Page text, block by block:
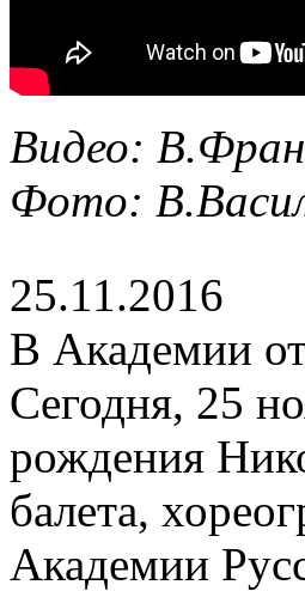
Видео:
Фото:
25.11.2016
В Академии
Сегодня, 25
рождения
балета,
Академии